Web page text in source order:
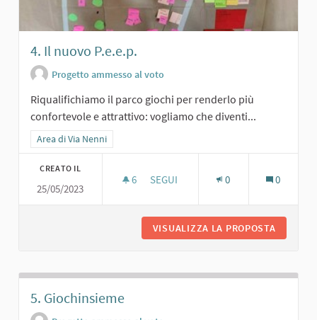
4. Il nuovo P.e.e.p.
Progetto ammesso al voto
Riqualifichiamo il parco giochi per renderlo più
confortevole e attrattivo: vogliamo che diventi...
Filtra i risultati per categoria: Area di Via Nenni
Area di Via Nenni
CREATO IL
25/05/2023
6 6 SOSTENITORI
SEGUI 0 0
VISUALIZZA LA PROPOSTA
5. Giochinsieme